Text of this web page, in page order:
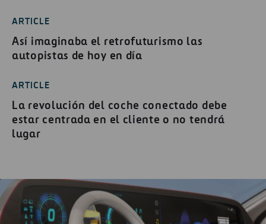
ARTICLE
Así imaginaba el retrofuturismo las
autopistas de hoy en día
ARTICLE
La revolución del coche conectado debe
estar centrada en el cliente o no tendrá
lugar